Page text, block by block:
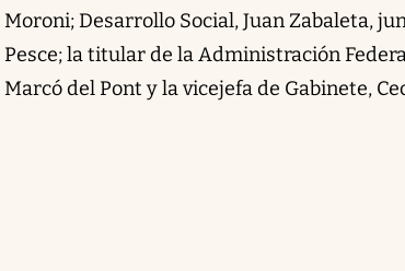
Moroni; Desarrollo Social, Juan Zabaleta,
Pesce; la titular de la Administración
Marcó del Pont y la vicejefa de Gabinete,